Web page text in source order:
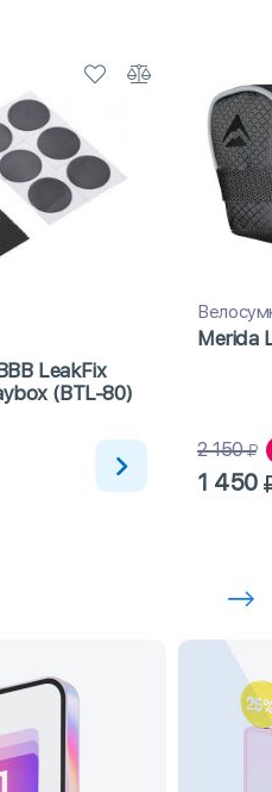
LeakFix
(BTL-80)
Merida
2 150
1 450